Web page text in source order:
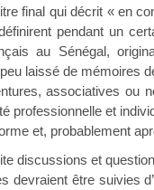
final qui décrit « en
pendant un
au Sénégal,
laissé de mémoires
associatives ou
professionnelle et
et, probablement
discussions et
devraient être suivies